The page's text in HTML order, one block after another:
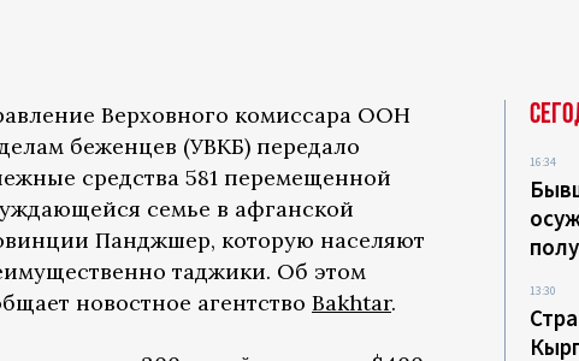
Верховного комиссара ООН
беженцев (УВКБ) передало
средства 581 перемещенной
семье в афганской
Панджшер, которую населяют
таджики. Об этом
новостное агентство Bakhtar.
16:34
13:30